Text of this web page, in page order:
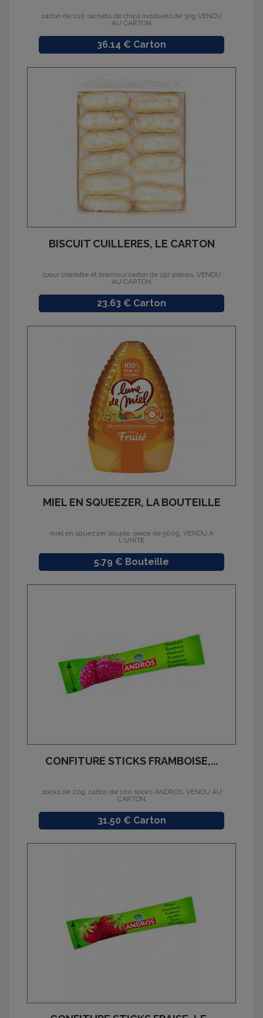
carton de 100 sachets de chips indiduels de 30g VENDU
AU CARTON
Prix
36.14 € Carton
BISCUIT CUILLERES, LE CARTON
(pour charlotte et tiramisu) carton de 192 pieces, VENDU
AU CARTON
Prix
23.63 € Carton
MIEL EN SQUEEZER, LA BOUTEILLE
miel en squezzer souple, piece de 500g, VENDU A
L'UNITE
Prix
5.79 € Bouteille
CONFITURE STICKS FRAMBOISE,...
sticks de 20g, carton de 100 sticks ANDROS, VENDU AU
CARTON
Prix
31.50 € Carton